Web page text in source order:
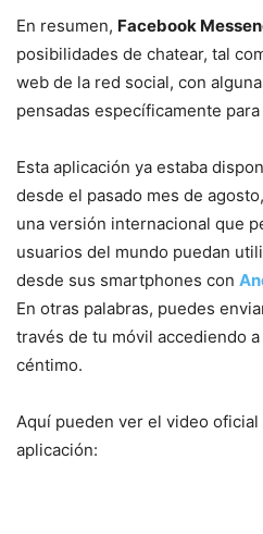
En resumen, Facebook
posibilidades de chatear, tal
web de la red social, con
pensadas específicamente
Esta aplicación ya estaba
desde el pasado mes de
una versión internacional que
usuarios del mundo puedan
desde sus smartphones con
En otras palabras, puedes
través de tu móvil accediendo
céntimo.
Aquí pueden ver el video
aplicación: